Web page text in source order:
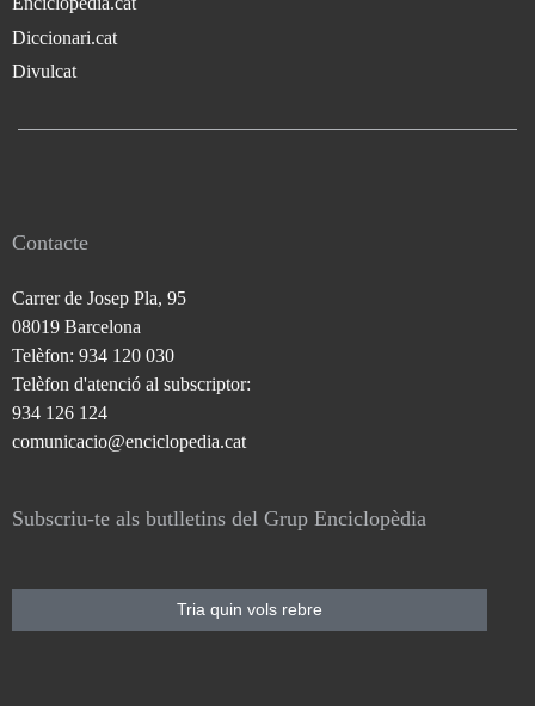
Diccionari.cat
Divulcat
Contacte
Carrer de Josep Pla, 95
08019 Barcelona
Telèfon: 934 120 030
Telèfon d'atenció al subscriptor:
934 126 124
comunicacio@enciclopedia.cat
Subscriu-te als butlletins del Grup Enciclopèdia
Tria quin vols rebre